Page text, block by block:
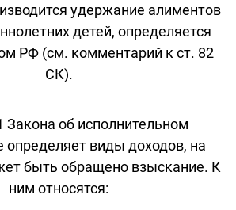
удержание алиментов
детей, определяется
РФ (см. комментарий к ст. 82
СК).
Закона об исполнительном
определяет виды доходов, на
быть обращено взыскание. К
ним относятся: